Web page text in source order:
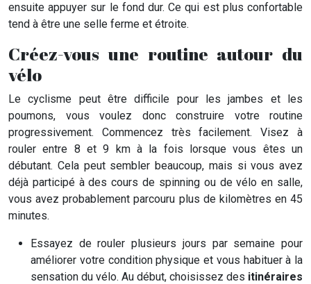
ensuite appuyer sur le fond dur. Ce qui est plus confortable
tend à être une selle ferme et étroite.
Créez-vous une routine autour du
vélo
Le cyclisme peut être difficile pour les jambes et les
poumons, vous voulez donc construire votre routine
progressivement. Commencez très facilement. Visez à
rouler entre 8 et 9 km à la fois lorsque vous êtes un
débutant. Cela peut sembler beaucoup, mais si vous avez
déjà participé à des cours de spinning ou de vélo en salle,
vous avez probablement parcouru plus de kilomètres en 45
minutes.
Essayez de rouler plusieurs jours par semaine pour
améliorer votre condition physique et vous habituer à la
sensation du vélo. Au début, choisissez des itinéraires